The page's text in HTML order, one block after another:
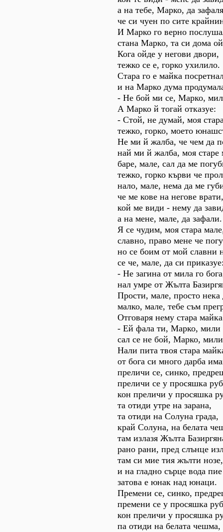
а на тебе, Марко, да
че си чуен по сите
И Марко го верно
стана Марко, та си дома
Кога ойде у негови двори,
тежко се е, горко ухилило.
Стара го е майка
и на Марко дума
- Не бой ми се, Марко,
А Марко й тогай отказуе:
- Стой, не думай, моя
тежко, горко, моето
Не ми й жалба, че чем да
най ми й жалба, моя старе
баре, мале, сал да ме
тежко, горко кърви че
нало, мале, нема да ме
че ме кове на негове врати,
кой ме види - нему да
а на мене, мале, да зафали.
Я се чудим, моя стара
славно, право мене че
но се боим от мой славни
се че, мале, да си
- Не загина от мила го
нал умре от Жълта
Прости, мале, просто нека
малко, мале, тебе съм
Отговаря нему стара
- Ей фала ти, Марко, мили
сал се не бой, Марко,
Нали пита твоя стара
от бога си много дарба
преличи се, синко,
преличи се у просяшка
кон преличи у просяшка
та отиди утре на зарана,
та отиди на Солуна града,
край Солуна, на белата
там излазя Жълта
рано рани, пред слънце
там си мие тия жълти нозе,
и на гладно сърце вода
затова е юнак над юнаци.
Премени се, синко,
премени се у просяшка
кон преличи у просяшка
па отиди на белата чешма,